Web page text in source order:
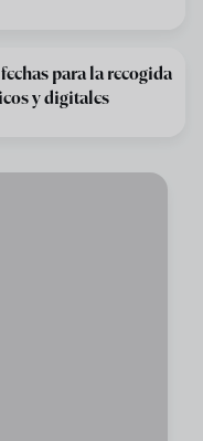
para la recogida
y digitales